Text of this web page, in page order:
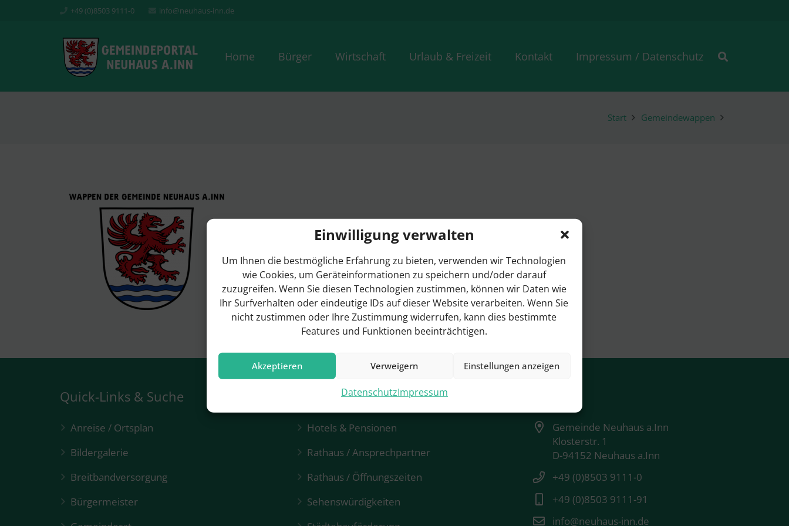
Einwilligung verwalten
Um Ihnen die bestmögliche Erfahrung zu bieten, verwenden wir Technologien
wie Cookies, um Geräteinformationen zu speichern und/oder darauf
zuzugreifen. Wenn Sie diesen Technologien zustimmen, können wir Daten wie
Ihr Surfverhalten oder eindeutige IDs auf dieser Website verarbeiten. Wenn Sie
nicht zustimmen oder Ihre Zustimmung widerrufen, kann dies bestimmte
Features und Funktionen beeinträchtigen.
Akzeptieren Verweigern Einstellungen anzeigen
DatenschutzImpressum
+49 (0)8503 9111-0 info@neuhaus-inn.de
Home Bürger Wirtschaft Urlaub & Freizeit Kontakt Impressum / Datenschutz
Start Gemeindewappen
Quick-Links & Suche
Anreise / Ortsplan
Bildergalerie
Breitbandversorgung
Bürgermeister
Hotels & Pensionen
Rathaus / Ansprechpartner
Rathaus / Öffnungszeiten
Sehenswürdigkeiten
Gemeinde Neuhaus a.Inn
Klosterstr. 1
D-94152 Neuhaus a.Inn
+49 (0)8503 9111-0
+49 (0)8503 9111-91
info@neuhaus-inn.de